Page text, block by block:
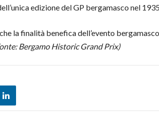
edizione del GP bergamasco nel
la finalità benefica dell’evento
Bergamo Historic Grand Prix)